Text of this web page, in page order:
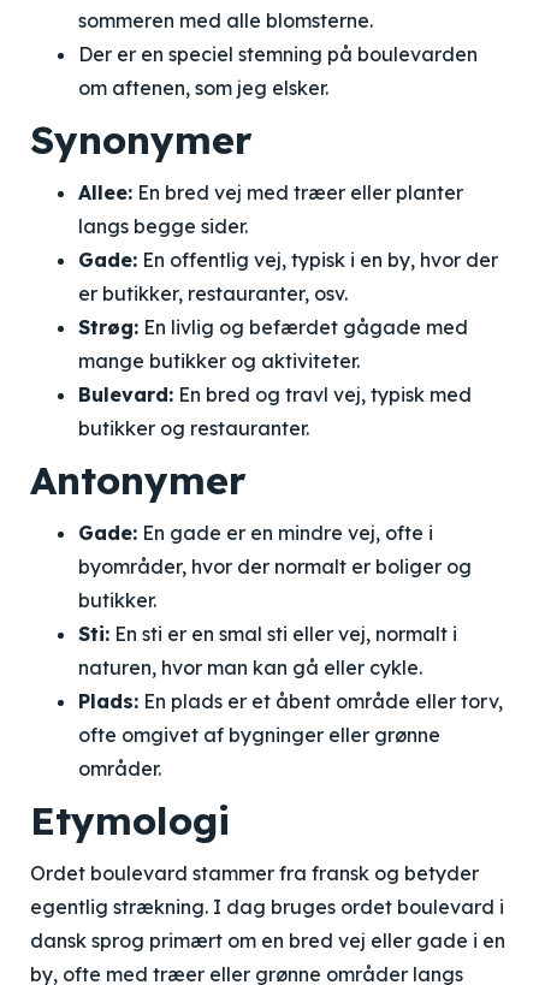
sommeren med alle blomsterne.
Der er en speciel stemning på boulevarden
om aftenen, som jeg elsker.
Synonymer
Allee: En bred vej med træer eller planter
langs begge sider.
Gade: En offentlig vej, typisk i en by, hvor der
er butikker, restauranter, osv.
Strøg: En livlig og befærdet gågade med
mange butikker og aktiviteter.
Bulevard: En bred og travl vej, typisk med
butikker og restauranter.
Antonymer
Gade: En gade er en mindre vej, ofte i
byområder, hvor der normalt er boliger og
butikker.
Sti: En sti er en smal sti eller vej, normalt i
naturen, hvor man kan gå eller cykle.
Plads: En plads er et åbent område eller torv,
ofte omgivet af bygninger eller grønne
områder.
Etymologi
Ordet boulevard stammer fra fransk og betyder
egentlig strækning. I dag bruges ordet boulevard i
dansk sprog primært om en bred vej eller gade i en
by, ofte med træer eller grønne områder langs